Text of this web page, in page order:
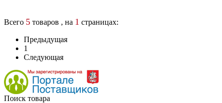
Всего 5 товаров , на 1 страницах:
Предыдущая
1
Следующая
Поиск товара